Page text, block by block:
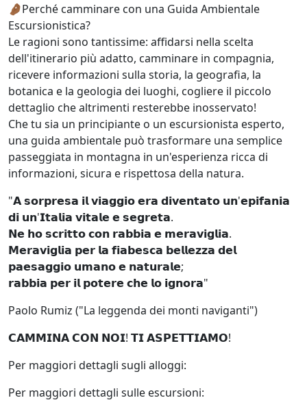
🤌🏾Perché camminare con una Guida Ambientale
Escursionistica?
Le ragioni sono tantissime: affidarsi nella scelta
dell'itinerario più adatto, camminare in compagnia,
ricevere informazioni sulla storia, la geografia, la
botanica e la geologia dei luoghi, cogliere il piccolo
dettaglio che altrimenti resterebbe inosservato!
Che tu sia un principiante o un escursionista esperto,
una guida ambientale può trasformare una semplice
passeggiata in montagna in un'esperienza ricca di
informazioni, sicura e rispettosa della natura.
"𝗔 𝘀𝗼𝗿𝗽𝗿𝗲𝘀𝗮 𝗶𝗹 𝘃𝗶𝗮𝗴𝗴𝗶𝗼 𝗲𝗿𝗮 𝗱𝗶𝘃𝗲𝗻𝘁𝗮𝘁𝗼 𝘂𝗻'𝗲𝗽𝗶𝗳𝗮𝗻𝗶𝗮
𝗱𝗶 𝘂𝗻'𝗜𝘁𝗮𝗹𝗶𝗮 𝘃𝗶𝘁𝗮𝗹𝗲 𝗲 𝘀𝗲𝗴𝗿𝗲𝘁𝗮.
𝗡𝗲 𝗵𝗼 𝘀𝗰𝗿𝗶𝘁𝘁𝗼 𝗰𝗼𝗻 𝗿𝗮𝗯𝗯𝗶𝗮 𝗲 𝗺𝗲𝗿𝗮𝘃𝗶𝗴𝗹𝗶𝗮.
𝗠𝗲𝗿𝗮𝘃𝗶𝗴𝗹𝗶𝗮 𝗽𝗲𝗿 𝗹𝗮 𝗳𝗶𝗮𝗯𝗲𝘀𝗰𝗮 𝗯𝗲𝗹𝗹𝗲𝘇𝘇𝗮 𝗱𝗲𝗹
𝗽𝗮𝗲𝘀𝗮𝗴𝗴𝗶𝗼 𝘂𝗺𝗮𝗻𝗼 𝗲 𝗻𝗮𝘁𝘂𝗿𝗮𝗹𝗲;
𝗿𝗮𝗯𝗯𝗶𝗮 𝗽𝗲𝗿 𝗶𝗹 𝗽𝗼𝘁𝗲𝗿𝗲 𝗰𝗵𝗲 𝗹𝗼 𝗶𝗴𝗻𝗼𝗿𝗮"
Paolo Rumiz ("La leggenda dei monti naviganti")
𝗖𝗔𝗠𝗠𝗜𝗡𝗔 𝗖𝗢𝗡 𝗡𝗢𝗜! 𝗧𝗜 𝗔𝗦𝗣𝗘𝗧𝗧𝗜𝗔𝗠𝗢!
Per maggiori dettagli sugli alloggi:
Per maggiori dettagli sulle escursioni: